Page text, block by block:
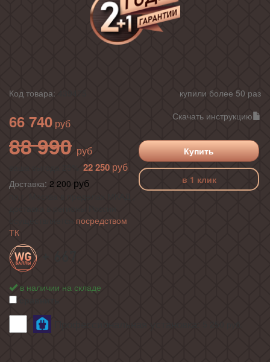
Код товара:
66 740
88 990
22 250
Доставка: 2 200
посредством
ТК
в наличии на складе
купили более 50 раз
Скачать инструкцию
Купить
в 1 клик